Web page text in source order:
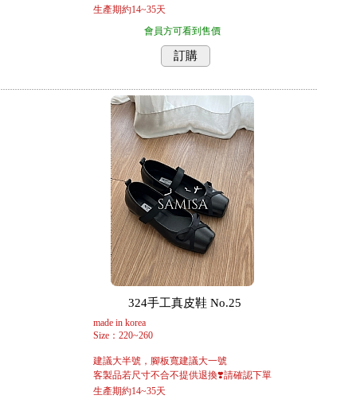
生產期約14~35天
會員方可看到售價
訂購
324手工真皮鞋 No.25
made in korea
Size：220~260
建議大半號，腳板寬建議大一號
客製品若尺寸不合不提供退換❣️請確認下單
生產期約14~35天